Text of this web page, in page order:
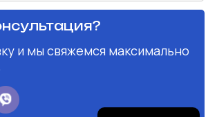
и мы свяжемся максимально